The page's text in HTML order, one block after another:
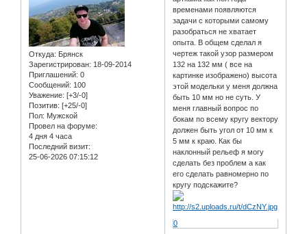
Откуда: Брянск
Зарегистрирован: 18-09-2014
Приглашений: 0
Сообщений: 100
Уважение: [+3/-0]
Позитив: [+25/-0]
Пол: Мужской
Провел на форуме:
4 дня 4 часа
Последний визит:
25-06-2026 07:15:12
временами появляются
задачи с которыми самому
разобраться не хватает
опыта. В общем сделал я
чертеж такой узор размером
132 на 132 мм ( все на
картинке изображено) высота
этой модельки у меня должна
быть 10 мм но не суть. У
меня главный вопрос по
бокам по всему кругу вектору
должен быть угол от 10 мм к
5 мм к краю. Как бы
наклонный рельеф я могу
сделать без проблем а как
его сделать равномерно по
кругу подскажите?
0